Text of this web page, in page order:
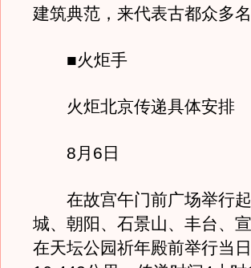
建筑典范，来代表古都众多名
■火炬手
火炬北京传递具体安排
8月6日
在故宫午门前广场举行起
城、朝阳、石景山、丰台、
在天坛公园祈年殿前举行当